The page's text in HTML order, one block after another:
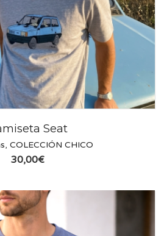
Seat
, COLECCIÓN CHICO
30,00€